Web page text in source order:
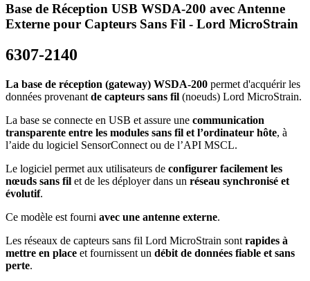
Base de Réception USB WSDA-200 avec Antenne
Externe pour Capteurs Sans Fil - Lord MicroStrain
6307-2140
La base de réception (gateway) WSDA-200 permet d'acquérir les
données provenant de capteurs sans fil (noeuds) Lord MicroStrain.
La base se connecte en USB et assure une communication
transparente entre les modules sans fil et l’ordinateur hôte, à
l’aide du logiciel SensorConnect ou de l’API MSCL.
Le logiciel permet aux utilisateurs de configurer facilement les
nœuds sans fil et de les déployer dans un réseau synchronisé et
évolutif.
Ce modèle est fourni avec une antenne externe.
Les réseaux de capteurs sans fil Lord MicroStrain sont rapides à
mettre en place et fournissent un débit de données fiable et sans
perte.